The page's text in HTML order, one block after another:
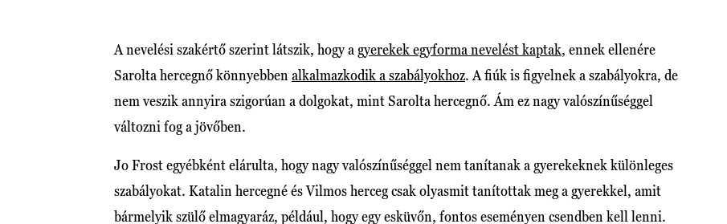
A nevelési szakértő szerint látszik, hogy a gyerekek egyforma nevelést kaptak, ennek ellenére
Sarolta hercegnő könnyebben alkalmazkodik a szabályokhoz. A fiúk is figyelnek a szabályokra, de
nem veszik annyira szigorúan a dolgokat, mint Sarolta hercegnő. Ám ez nagy valószínűséggel
változni fog a jövőben.
Jo Frost egyébként elárulta, hogy nagy valószínűséggel nem tanítanak a gyerekeknek különleges
szabályokat. Katalin hercegné és Vilmos herceg csak olyasmit tanítottak meg a gyerekkel, amit
bármelyik szülő elmagyaráz, például, hogy egy esküvőn, fontos eseményen csendben kell lenni.